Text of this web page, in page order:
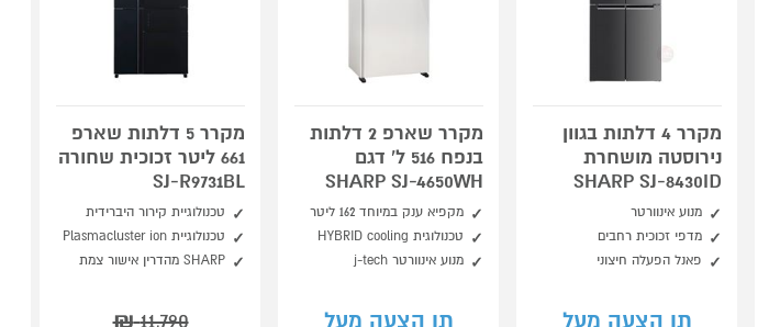
מקרר 4 דלתות בגוון
נירוסטה מושחרת
SHARP SJ-8430ID
מנוע אינוורטר
מדפי זכוכית רחבים
פאנל הפעלה חיצוני
תן הצעה מעל
מקרר שארפ 2 דלתות
בנפח 516 ל' דגם
SHARP SJ-4650WH
מקפיא ענק במיוחד 162 ליטר
טכנולוגית HYBRID cooling
מנוע אינוורטר j-tech
תן הצעה מעל
מקרר 5 דלתות שארפ
661 ליטר זכוכית שחורה
SJ-R9731BL
טכנולוגיית קירור היברידית
טכנולוגיית Plasmacluster ion
SHARP מהדרין אישור צמת
11,790
₪